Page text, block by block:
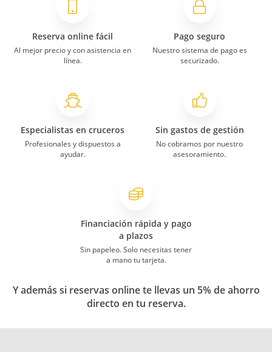
Reserva online fácil
Al mejor precio y con asistencia en
línea.
Pago seguro
Nuestro sistema de pago es
securizado.
Especialistas en cruceros
Profesionales y dispuestos a
ayudar.
Sin gastos de gestión
No cobramos por nuestro
asesoramiento.
Financiación rápida y pago
a plazos
Sin papeleo. Solo necesitas tener
a mano tu tarjeta.
Y además si reservas online te llevas un 5% de ahorro
directo en tu reserva.